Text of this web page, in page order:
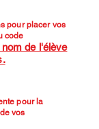
pour placer vos
code
de l'élève
pour la
vos